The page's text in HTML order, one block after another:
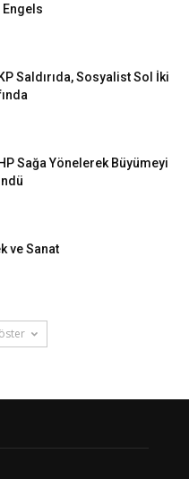
Saldırıda, Sosyalist Sol İki
Sağa Yönelerek Büyümeyi
ve Sanat